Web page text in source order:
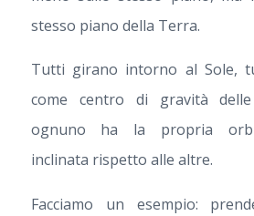
stesso piano della Terra.
Tutti girano intorno al Sole,
come centro di gravità
ognuno ha la propria
inclinata rispetto alle altre.
Facciamo un esempio: